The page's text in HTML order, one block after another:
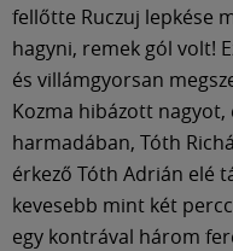
fellőtte Ruczuj lepkése
hagyni, remek gól volt!
és villámgyorsan
Kozma hibázott
harmadában, Tóth
érkező Tóth Adrián elé
kevesebb mint két
egy kontrával három